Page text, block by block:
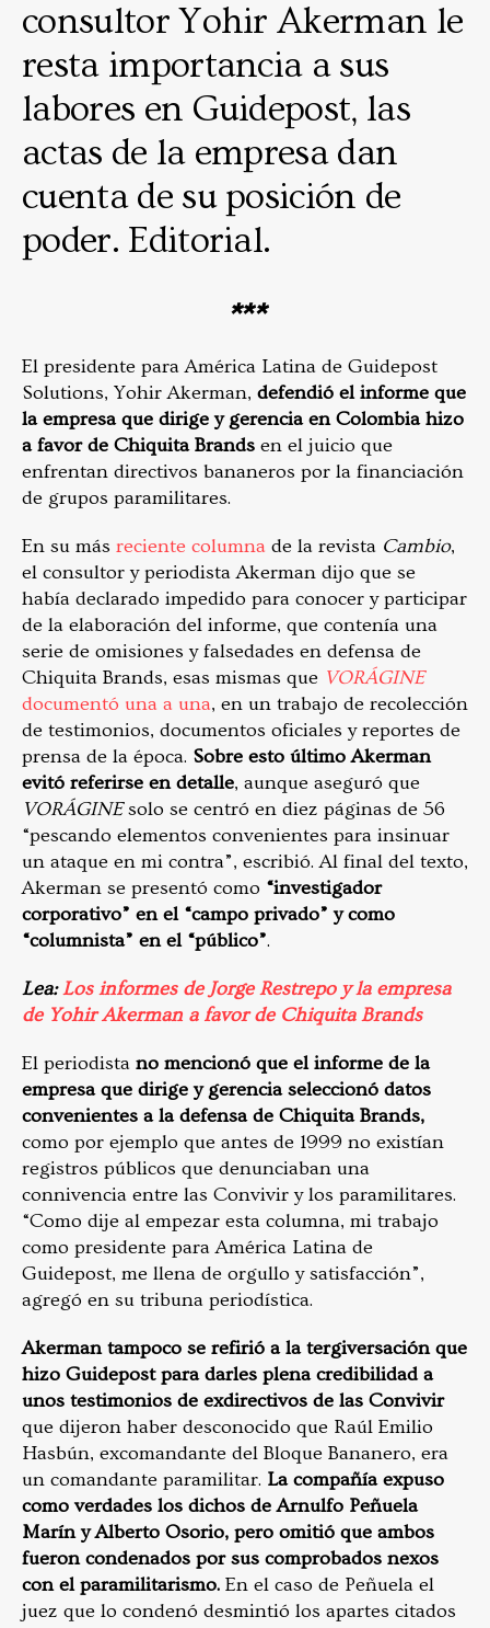
consultor Yohir Akerman le
resta importancia a sus
labores en Guidepost, las
actas de la empresa dan
cuenta de su posición de
poder. Editorial.
***
El presidente para América Latina de Guidepost
Solutions, Yohir Akerman, defendió el informe que
la empresa que dirige y gerencia en Colombia hizo
a favor de Chiquita Brands en el juicio que
enfrentan directivos bananeros por la financiación
de grupos paramilitares.
En su más reciente columna de la revista Cambio,
el consultor y periodista Akerman dijo que se
había declarado impedido para conocer y participar
de la elaboración del informe, que contenía una
serie de omisiones y falsedades en defensa de
Chiquita Brands, esas mismas que VORÁGINE
documentó una a una, en un trabajo de recolección
de testimonios, documentos oficiales y reportes de
prensa de la época. Sobre esto último Akerman
evitó referirse en detalle, aunque aseguró que
VORÁGINEsolo se centró en diez páginas de 56
“pescando elementos convenientes para insinuar
un ataque en mi contra”, escribió. Al final del texto,
Akerman se presentó como “investigador
corporativo” en el “campo privado” y como
“columnista” en el “público”.
Lea:Los informes de Jorge Restrepo y la empresa
de Yohir Akerman a favor de Chiquita Brands
El periodista no mencionó que el informe de la
empresa que dirige y gerencia seleccionó datos
convenientes a la defensa de Chiquita Brands,
como por ejemplo que antes de 1999 no existían
registros públicos que denunciaban una
connivencia entre las Convivir y los paramilitares.
“Como dije al empezar esta columna, mi trabajo
como presidente para América Latina de
Guidepost, me llena de orgullo y satisfacción”,
agregó en su tribuna periodística.
Akerman tampoco se refirió a la tergiversación que
hizo Guidepost para darles plena credibilidad a
unos testimonios de exdirectivos de las Convivir
que dijeron haber desconocido que Raúl Emilio
Hasbún, excomandante del Bloque Bananero, era
un comandante paramilitar. La compañía expuso
como verdades los dichos de Arnulfo Peñuela
Marín y Alberto Osorio, pero omitió que ambos
fueron condenados por sus comprobados nexos
con el paramilitarismo. En el caso de Peñuela el
juez que lo condenó desmintió los apartes citados